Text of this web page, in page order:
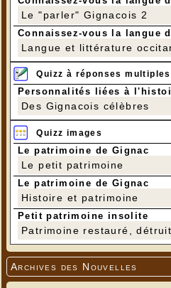
Le "parler" Gignacois 2
Connaissez-vous la langue
Langue et littérature
Quizz à réponses multiples
Personnalités liées à
Des Gignacois célèbres
Quizz images
Le patrimoine de Gignac
Le petit patrimoine
Le patrimoine de Gignac
Histoire et patrimoine
Petit patrimoine insolite
Patrimoine restauré,
Archives des Nouvelles